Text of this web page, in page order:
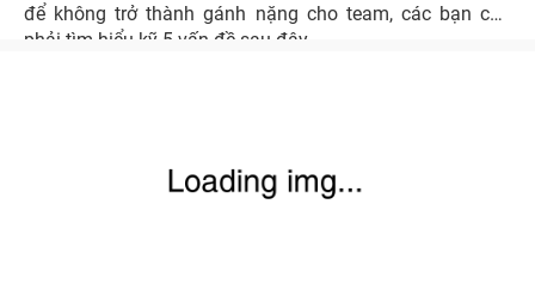
để không trở thành gánh nặng cho team, các bạn cần
phải tìm hiểu kỹ 5 vấn đề sau đây.